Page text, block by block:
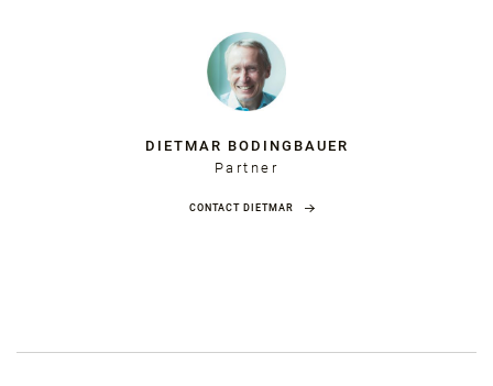
DIETMAR BODINGBAUER
Partner
CONTACT DIETMAR